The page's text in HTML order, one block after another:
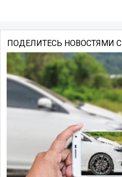
ПОДЕЛИТЕСЬ НОВОСТЯМИ